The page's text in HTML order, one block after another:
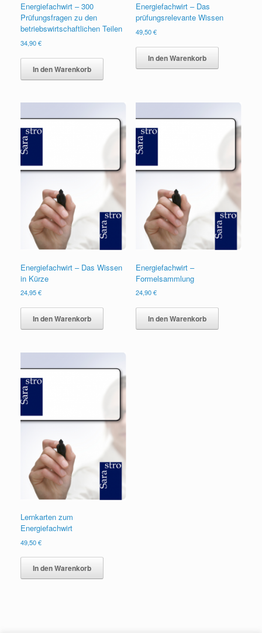
Energiefachwirt – 300
Prüfungsfragen zu den
betriebswirtschaftlichen Teilen
34,90€
In den Warenkorb
Energiefachwirt – Das
prüfungsrelevante Wissen
49,50€
In den Warenkorb
Energiefachwirt – Das Wissen
in Kürze
24,95€
In den Warenkorb
Energiefachwirt –
Formelsammlung
24,90€
In den Warenkorb
Lernkarten zum
Energiefachwirt
49,50€
In den Warenkorb